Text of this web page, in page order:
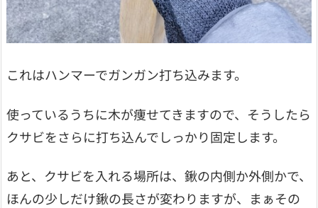
これはハンマーでガンガン打ち込みます。
使っているうちに木が痩せてきますので、そうしたら
クサビをさらに打ち込んでしっかり固定します。
あと、クサビを入れる場所は、鍬の内側か外側かで、
ほんの少しだけ鍬の長さが変わりますが、まぁその